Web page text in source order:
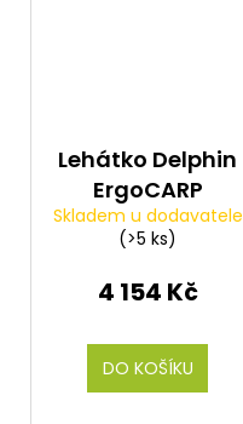
Lehátko Delphin
ErgoCARP
Skladem u dodavatele
(>5 ks)
4 154 Kč
DO KOŠÍKU